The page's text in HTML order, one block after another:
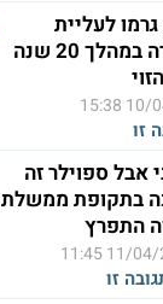
גרמו לעליית
מחירים אדירה במהלך 20 שנה
10/
זו
זה לא ביבי אבל ספוילר זה
בתקופת ממשלת
התפרץ
11/04/
זו